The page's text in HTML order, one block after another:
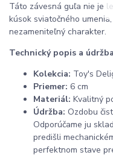
Táto závesná guľa nie je
kúsok sviatočného
nezameniteľný charakter.
Technický popis a
Kolekcia: Toy's
Priemer: 6 cm
Materiál: Kvalitný
Údržba: Ozdobu
Odporúčame ju
predišli
perfektnom stave